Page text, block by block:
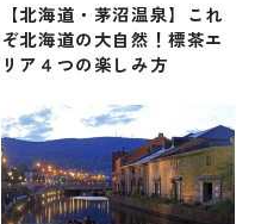
【北海道・茅沼温泉】これ
ぞ北海道の大自然！標茶エ
リア４つの楽しみ方